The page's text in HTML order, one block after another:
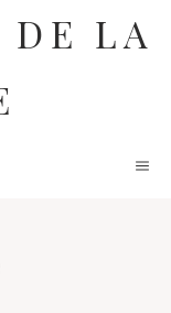
LA